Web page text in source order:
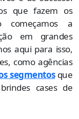
que fazem os
começamos a
em grandes
aqui para isso,
como agências
segmentosque
cases de